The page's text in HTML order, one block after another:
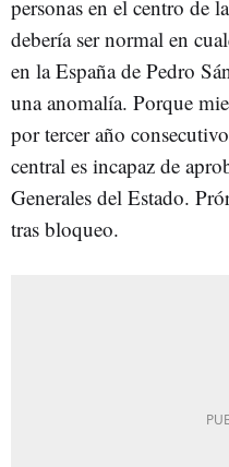
personas en el centro de
debería ser normal en
en la España de Pedro
una anomalía. Porque
por tercer año
central es incapaz de
Generales del Estado.
tras bloqueo.